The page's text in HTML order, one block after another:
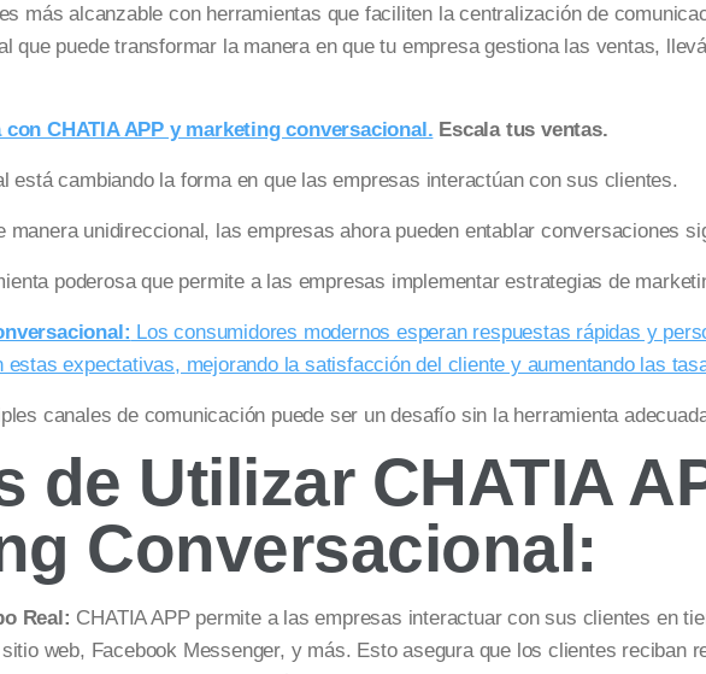
más alcanzable con herramientas que faciliten la centralización de
que puede transformar la manera en que tu empresa gestiona las ventas,
CHATIA APP y marketing conversacional. Escala tus ventas.
está cambiando la forma en que las empresas interactúan con sus clientes.
manera unidireccional, las empresas ahora pueden entablar conversaciones
poderosa que permite a las empresas implementar estrategias de
Los consumidores modernos esperan respuestas rápidas y
expectativas, mejorando la satisfacción del cliente y aumentando las
canales de comunicación puede ser un desafío sin la herramienta
de Utilizar CHATIA
Conversacional:
Real: CHATIA APP permite a las empresas interactuar con sus clientes en
web, Facebook Messenger, y más. Esto asegura que los clientes reciban